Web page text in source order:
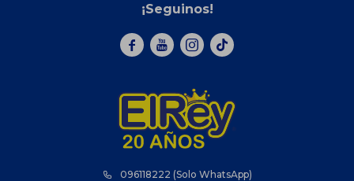
096118222 (Solo WhatsApp)
¡Seguinos!
  